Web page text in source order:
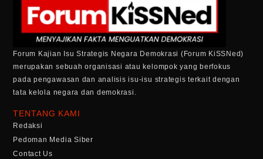
Forum Kajian Isu Strategis Negara Demokrasi (Forum KiSSNed)
merupakan sebuah organisasi atau kelompok yang berfokus
pada pengawasan dan analisis isu-isu strategis terkait dengan
tata kelola negara dan demokrasi.
TENTANG KAMI
Redaksi
Pedoman Media Siber
Contact Us